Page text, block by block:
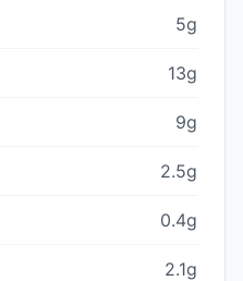
5g
13g
9g
2.5g
0.4g
2.1g